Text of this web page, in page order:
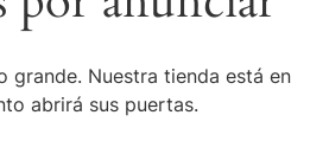
grande. Nuestra tienda está en
abrirá sus puertas.